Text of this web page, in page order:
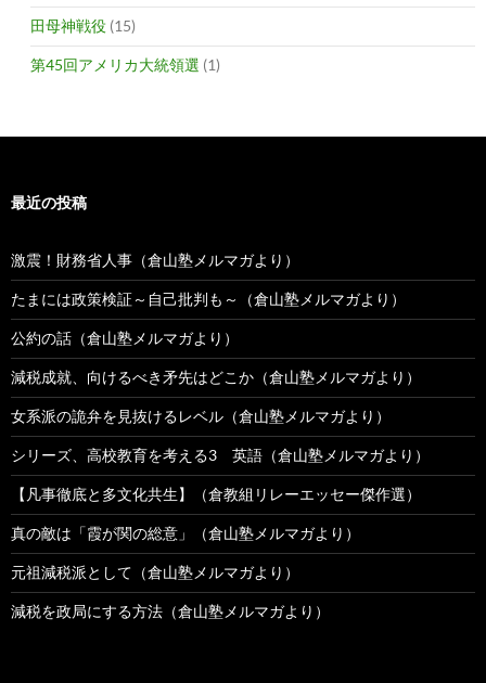
田母神戦役 (15)
第45回アメリカ大統領選 (1)
最近の投稿
激震！財務省人事（倉山塾メルマガより）
たまには政策検証～自己批判も～（倉山塾メルマガより）
公約の話（倉山塾メルマガより）
減税成就、向けるべき矛先はどこか（倉山塾メルマガより）
女系派の詭弁を見抜けるレベル（倉山塾メルマガより）
シリーズ、高校教育を考える3 英語（倉山塾メルマガより）
【凡事徹底と多文化共生】（倉教組リレーエッセー傑作選）
真の敵は「霞が関の総意」（倉山塾メルマガより）
元祖減税派として（倉山塾メルマガより）
減税を政局にする方法（倉山塾メルマガより）